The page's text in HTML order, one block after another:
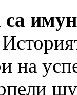
са
на